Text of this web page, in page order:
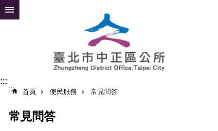
跳到主要內容區塊
公
資
訊
:::
:::
首頁 便民服務 常見問答
常見問答